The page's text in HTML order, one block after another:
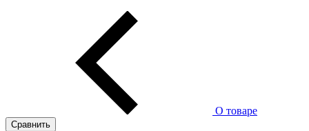
О товаре
Сравнить